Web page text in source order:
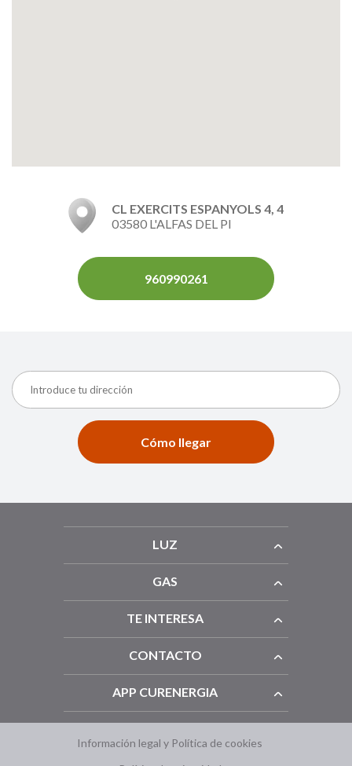
CL EXERCITS ESPANYOLS 4, 4
03580 L'ALFAS DEL PI
960990261
Cómo llegar
LUZ
GAS
TE INTERESA
CONTACTO
APP CURENERGIA
Información legal y Política de cookies